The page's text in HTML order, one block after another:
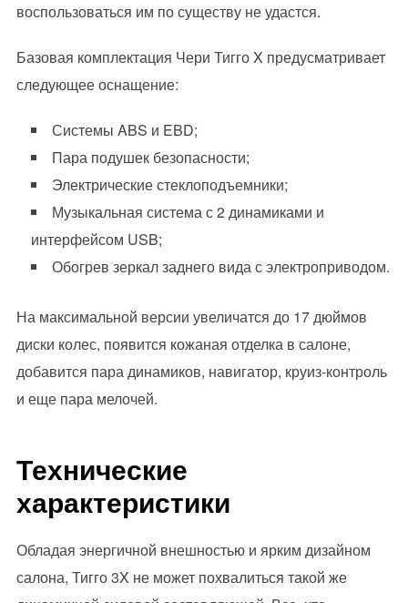
воспользоваться им по существу не удастся.
Базовая комплектация Чери Тигго X предусматривает
следующее оснащение:
Системы ABS и EBD;
Пара подушек безопасности;
Электрические стеклоподъемники;
Музыкальная система с 2 динамиками и
интерфейсом USB;
Обогрев зеркал заднего вида с электроприводом.
На максимальной версии увеличатся до 17 дюймов
диски колес, появится кожаная отделка в салоне,
добавится пара динамиков, навигатор, круиз-контроль
и еще пара мелочей.
Технические
характеристики
Обладая энергичной внешностью и ярким дизайном
салона, Тигго 3X не может похвалиться такой же